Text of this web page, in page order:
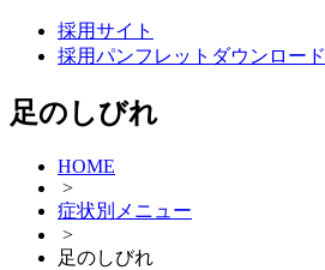
採用サイト
採用パンフレットダウンロード
足のしびれ
HOME
>
症状別メニュー
>
足のしびれ